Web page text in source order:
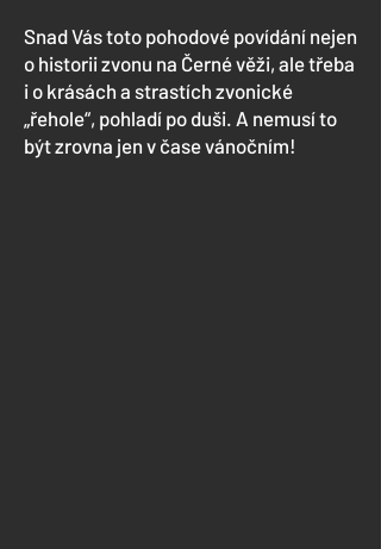
Snad Vás toto pohodové povídání nejen
o historii zvonu na Černé věži, ale třeba
i o krásách a strastích zvonické
„řehole“, pohladí po duši. A nemusí to
být zrovna jen v čase vánočním!